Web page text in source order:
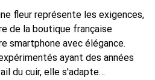
fleur représente les exigences,
de la boutique française
smartphone avec élégance.
ayant des années
du cuir, elle s'adapte